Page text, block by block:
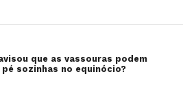
que as vassouras podem
sozinhas no equinócio?